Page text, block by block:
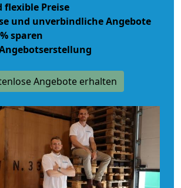
flexible Preise
und unverbindliche Angebote
sparen
Angebote erhalten